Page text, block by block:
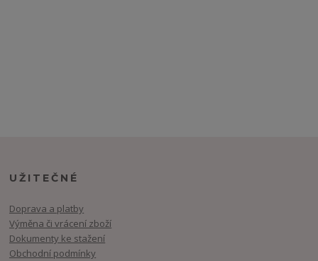
UŽITEČNÉ
Doprava a platby
Výměna či vrácení zboží
Dokumenty ke stažení
Obchodní podmínky